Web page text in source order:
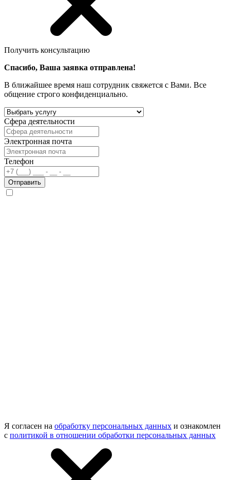
Получить консультацию
Спасибо, Ваша заявка отправлена!
В ближайшее время наш сотрудник свяжется с Вами. Все
общение строго конфиденциально.
Сфера деятельности
Электронная почта
Телефон
Отправить
Я согласен на обработку персональных данных и ознакомлен
с политикой в отношении обработки персональных данных